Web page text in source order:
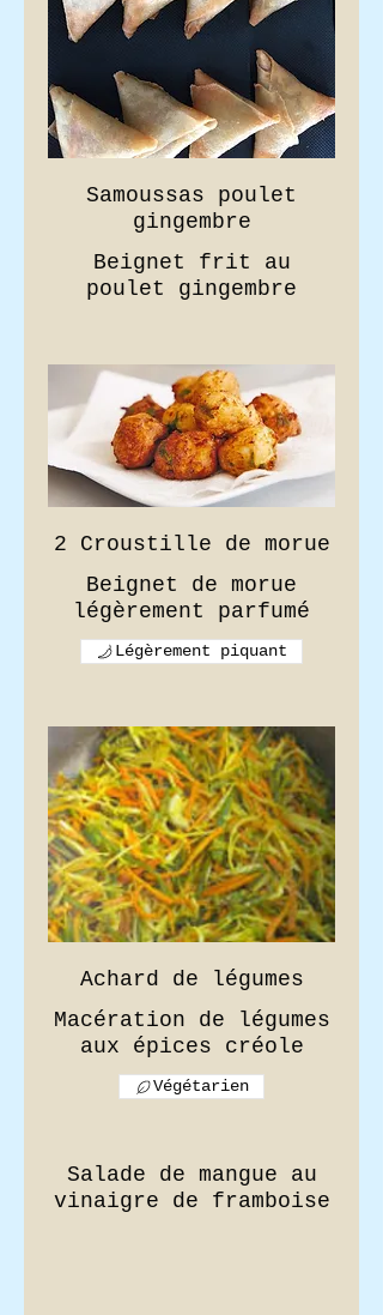
Samoussas poulet
gingembre
Beignet frit au
2 Croustille de morue
Beignet de morue
Légèrement piquant
Achard de légumes
Macération de légumes
aux épices créole
Végétarien
Salade de mangue au
vinaigre de framboise